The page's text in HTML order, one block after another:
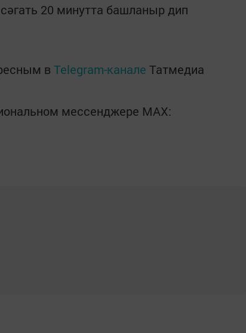
20 минутта башланыр дип
в Telegram-канале Татмедиа
мессенджере MАХ: